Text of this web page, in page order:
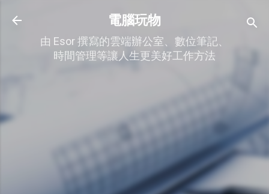
跳到主要內容
電腦玩物
由 Esor 撰寫的雲端辦公室、數位筆記、
時間管理等讓人生更美好工作方法